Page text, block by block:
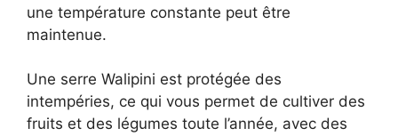
une température constante peut être
maintenue.
Une serre Walipini est protégée des
intempéries, ce qui vous permet de cultiver des
fruits et des légumes toute l’année, avec des